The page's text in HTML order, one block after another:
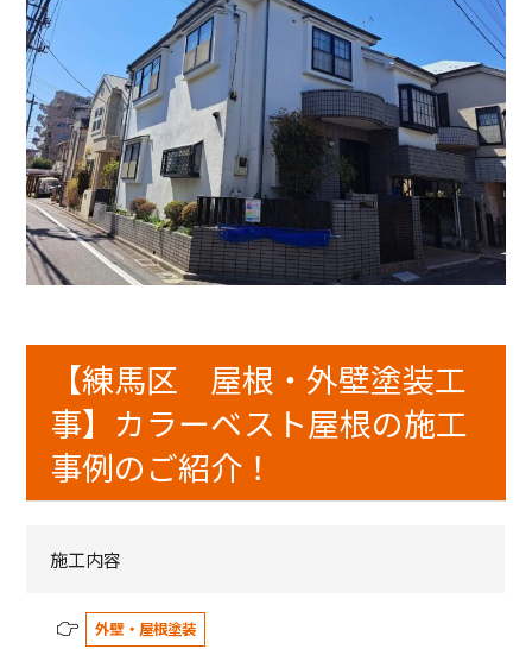
【練馬区 屋根・外壁塗装工
事】カラーベスト屋根の施工
事例のご紹介！
施工内容
外壁・屋根塗装